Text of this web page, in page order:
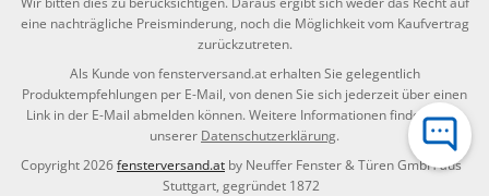
eine nachträgliche Preisminderung, noch die Möglichkeit vom Kaufvertrag
zurückzutreten.
Als Kunde von fensterversand.at erhalten Sie gelegentlich
Produktempfehlungen per E-Mail, von denen Sie sich jederzeit über einen
Link in der E-Mail abmelden können. Weitere Informationen finden Sie in
unserer Datenschutzerklärung.
Copyright 2026fensterversand.at by Neuffer Fenster & Türen GmbH aus
Stuttgart, gegründet 1872